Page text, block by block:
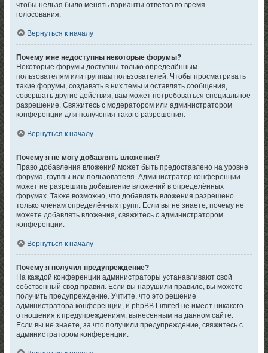
чтобы нельзя было менять варианты ответов во время
голосования.
Вернуться к началу
Почему мне недоступны некоторые форумы?
Некоторые форумы доступны только определённым
пользователям или группам пользователей. Чтобы просматривать
такие форумы, создавать в них темы и оставлять сообщения,
совершать другие действия, вам может потребоваться специальное
разрешение. Свяжитесь с модератором или администратором
конференции для получения такого разрешения.
Вернуться к началу
Почему я не могу добавлять вложения?
Право добавления вложений может быть предоставлено на уровне
форума, группы или пользователя. Администратор конференции
может не разрешить добавление вложений в определённых
форумах. Также возможно, что добавлять вложения разрешено
только членам определённых групп. Если вы не знаете, почему не
можете добавлять вложения, свяжитесь с администратором
конференции.
Вернуться к началу
Почему я получил предупреждение?
На каждой конференции администраторы устанавливают свой
собственный свод правил. Если вы нарушили правило, вы можете
получить предупреждение. Учтите, что это решение
администратора конференции, и phpBB Limited не имеет никакого
отношения к предупреждениям, вынесенным на данном сайте.
Если вы не знаете, за что получили предупреждение, свяжитесь с
администратором конференции.